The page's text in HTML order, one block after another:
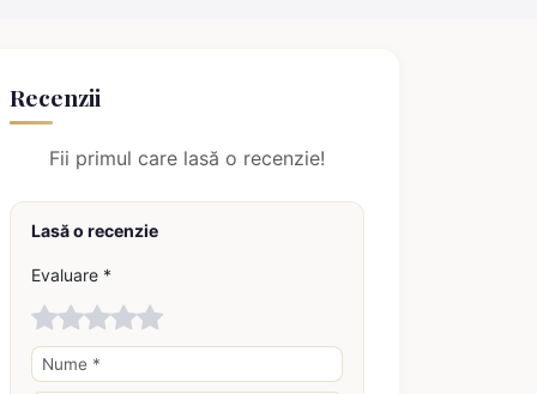
Recenzii
Fii primul care lasă o recenzie!
Lasă o recenzie
Evaluare *